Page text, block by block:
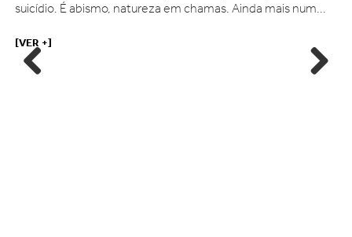
suicídio. É abismo, natureza em chamas. Ainda mais num...
[VER +]